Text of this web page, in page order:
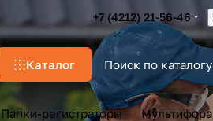
+7 (4212) 21-56-46
Каталог
Папки-регистраторы Мультифора